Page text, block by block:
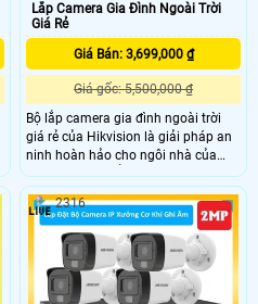
Lắp Camera Gia Đình Ngoài Trời
Giá Rẻ
Giá Bán: 3,699,000 ₫
Giá gốc: 5,500,000 ₫
Bộ lắp camera gia đình ngoài trời
giá rẻ của Hikvision là giải pháp an
ninh hoàn hảo cho ngôi nhà của
bạn. Bộ sản phẩm này được trang bị
chức năng vượt trội chống nước,
giúp camera hoạt động ổn định dù
trong môi trường thời tiết khắc
nghiệt. Thiết kế mẫu mã phong phú
của thương hiệu camera Hikvision
sẽ phù hợp với mọi nhu cầu của gia
2316